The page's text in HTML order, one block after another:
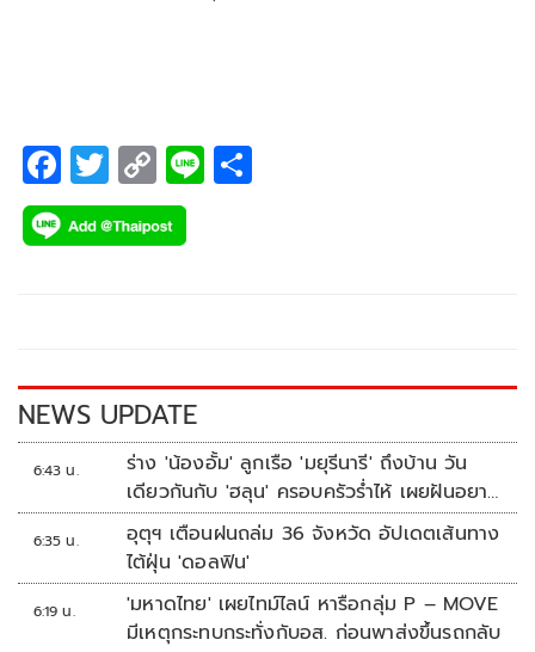
F
ac
e
k
T
wi
tt
C
o
p
k
Li
NEWS UPDATE
6:43 น.
ร่าง 'น้องอั้ม' ลูกเรือ 'มยุรีนารี' ถึงบ้าน วัน
เดียวกันกับ 'ฮลุน' ครอบครัวร่ำไห้ เผยฝันอยาก
เป็นทหารเรือ
6:35 น.
อุตุฯ เตือนฝนถล่ม 36 จังหวัด อัปเดตเส้นทาง
ไต้ฝุ่น 'ดอลฟิน'
6:19 น.
'มหาดไทย' เผยไทม์ไลน์ หารือกลุ่ม P – MOVE
มีเหตุกระทบกระทั่งกับอส. ก่อนพาส่งขึ้นรถกลับ